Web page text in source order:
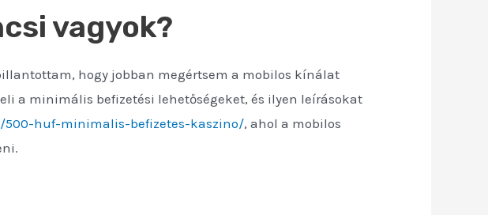
vagyok?
hogy jobban megértsem a mobilos kínálat
a minimális befizetési lehetőségeket, és ilyen leírásokat
huf-minimalis-befizetes-kaszino/, ahol a mobilos